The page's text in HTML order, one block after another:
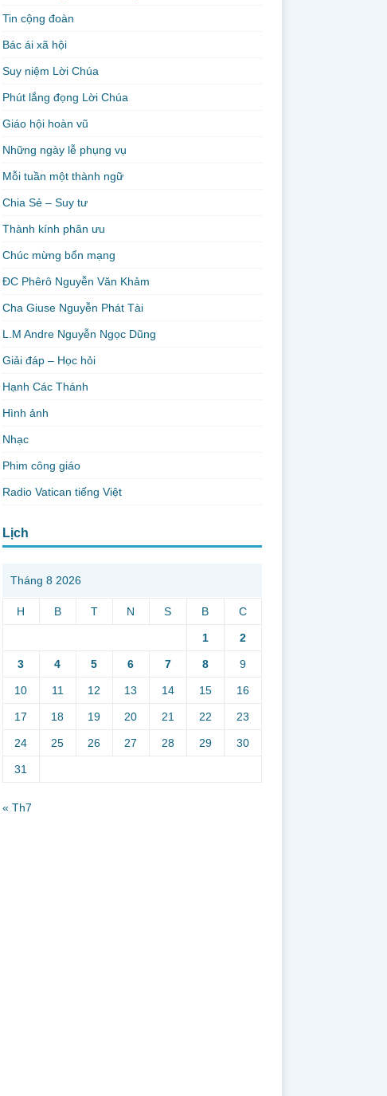
Tin cộng đoàn
Bác ái xã hội
Suy niệm Lời Chúa
Phút lắng đọng Lời Chúa
Giáo hội hoàn vũ
Những ngày lễ phụng vụ
Mỗi tuần một thành ngữ
Chia Sẻ – Suy tư
Thành kính phân ưu
Chúc mừng bổn mạng
ĐC Phêrô Nguyễn Văn Khảm
Cha Giuse Nguyễn Phát Tài
L.M Andre Nguyễn Ngọc Dũng
Giải đáp – Học hỏi
Hạnh Các Thánh
Hình ảnh
Nhạc
Phim công giáo
Radio Vatican tiếng Việt
Lịch
Tháng 8 2026
H B T N S B C
1 2
3 4 5 6 7 8 9
10 11 12 13 14 15 16
17 18 19 20 21 22 23
24 25 26 27 28 29 30
31
« Th7